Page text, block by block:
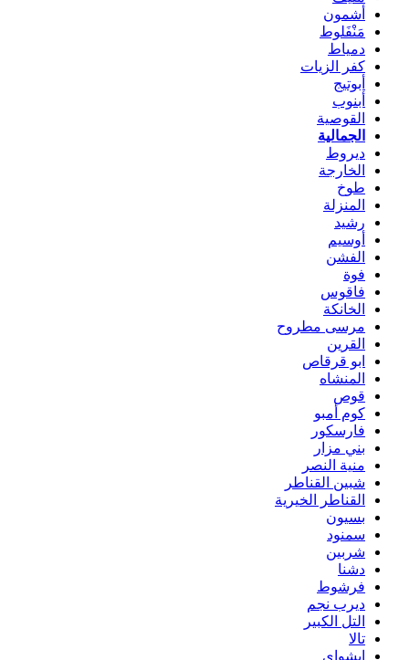
أشمون
مَنْفَلوط
دمياط
كفر الزيات
أبوتيج
أبنوب
القوصية
الجمالية
ديروط
الخارجة
طوخ
المنزلة
رشيد
أوسيم
الفشن
فوة
فاقوس
الخانكة
مرسى مطروح
القرين
ابو قرقاص
المنشاه
قوص
كوم أمبو
فارسكور
بني مزار
منية النصر
شبين القناطر
القناطر الخيرية
بسيون
سمنود
شربين
دشنا
فرشوط
ديرب نجم
التل الكبير
تالا
ابشواى